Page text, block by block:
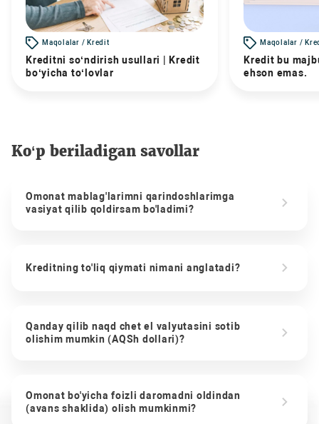
Maqolalar / Kredit
Kreditni so‘ndirish usullari | Kredit
bo‘yicha to‘lovlar
Maqolalar /
Kredit bu
ehson emas.
Ko‘p beriladigan savollar
Omonat mablag'larimni qarindoshlarimga
vasiyat qilib qoldirsam bo'ladimi?
Kreditning to'liq qiymati nimani anglatadi?
Qanday qilib naqd chet el valyutasini sotib
olishim mumkin (AQSh dollari)?
Omonat bo'yicha foizli daromadni oldindan
(avans shaklida) olish mumkinmi?